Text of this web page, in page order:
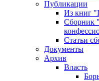
Публикации
Из книг
Сборник
Статьи
Документы
Архив
Власть